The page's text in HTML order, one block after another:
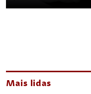
Mais lidas